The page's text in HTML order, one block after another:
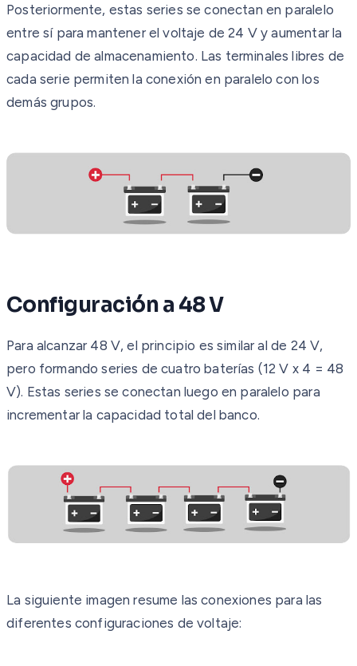
Posteriormente, estas series se conectan en paralelo
entre sí para mantener el voltaje de 24 V y aumentar la
capacidad de almacenamiento. Las terminales libres de
cada serie permiten la conexión en paralelo con los
demás grupos.
Configuración a 48 V
Para alcanzar 48 V, el principio es similar al de 24 V,
pero formando series de cuatro baterías (12 V x 4 = 48
V). Estas series se conectan luego en paralelo para
incrementar la capacidad total del banco.
La siguiente imagen resume las conexiones para las
diferentes configuraciones de voltaje: